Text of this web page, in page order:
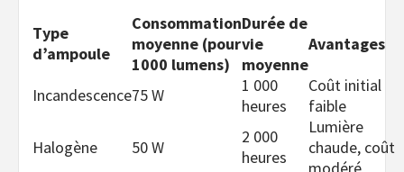
Type
d’ampoule
Consommation
moyenne (pour
1000 lumens)
Durée de
vie
moyenne
Avantages
Incandescence75 W
1 000
heures
Coût initial
faible
Halogène
50 W
2 000
heures
Lumière
chaude, coût